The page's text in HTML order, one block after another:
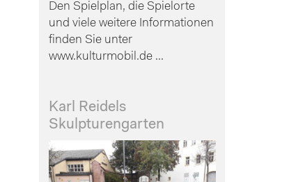
Den Spielplan, die Spielorte
und viele weitere Informationen
finden Sie unter
www.kulturmobil.de ...
Karl Reidels
Skulpturengarten